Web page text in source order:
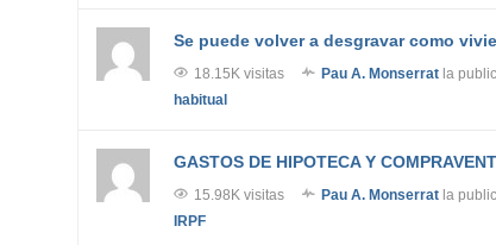
Se puede volver a desgravar como
18.15K visitas Pau A. Monserrat la
habitual
GASTOS DE HIPOTECA Y
15.98K visitas Pau A. Monserrat la
IRPF